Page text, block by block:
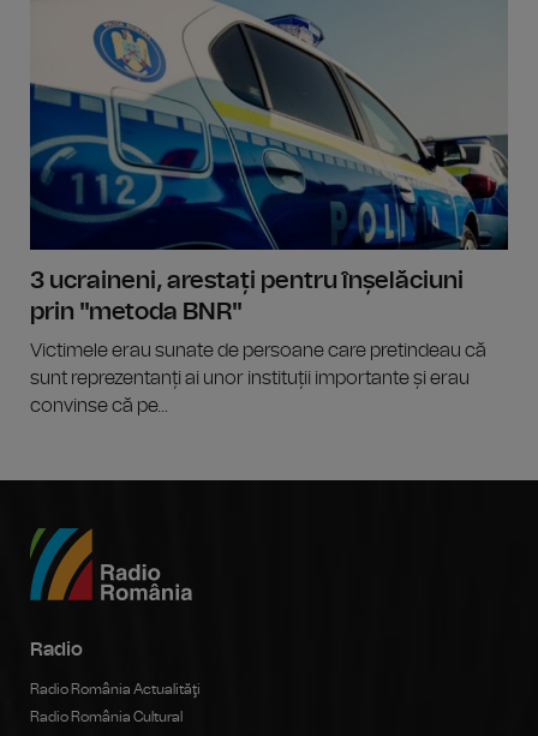
3 ucraineni, arestați pentru înșelăciuni
prin "metoda BNR"
Victimele erau sunate de persoane care pretindeau că
sunt reprezentanți ai unor instituții importante și erau
convinse că pe...
Radio
Radio România Actualităţi
Radio România Cultural